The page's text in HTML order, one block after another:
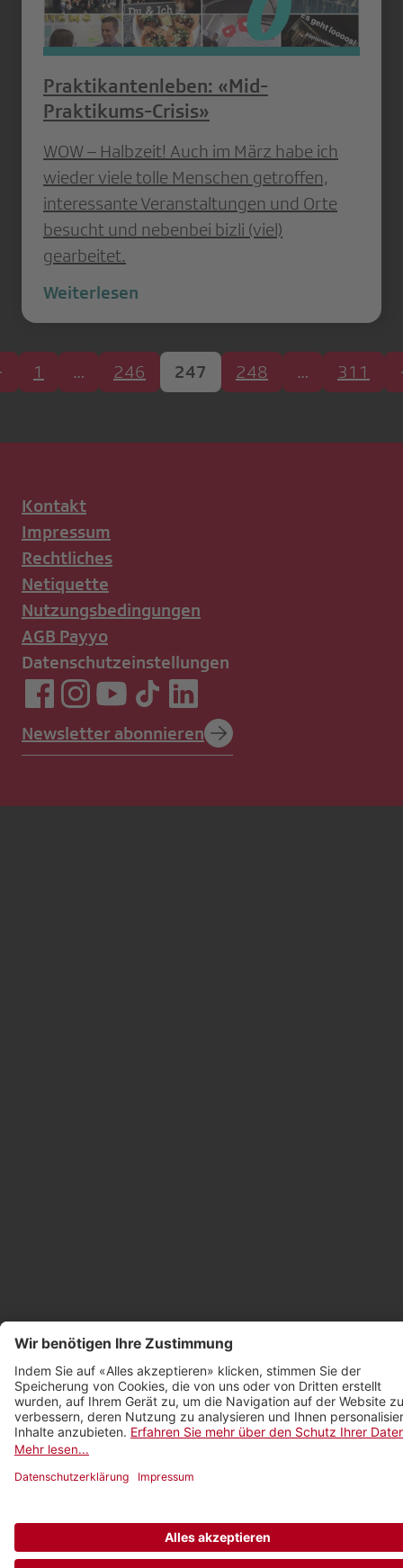
Praktikantenleben: «Mid-
Praktikums-Crisis»
WOW – Halbzeit! Auch im März habe ich
wieder viele tolle Menschen getroffen,
interessante Veranstaltungen und Orte
besucht und nebenbei bizli (viel)
gearbeitet.
Weiterlesen
1 … 246 247 248 … 311
Kontakt
Impressum
Rechtliches
Netiquette
Nutzungsbedingungen
AGB Payyo
Datenschutzeinstellungen
Newsletter abonnieren